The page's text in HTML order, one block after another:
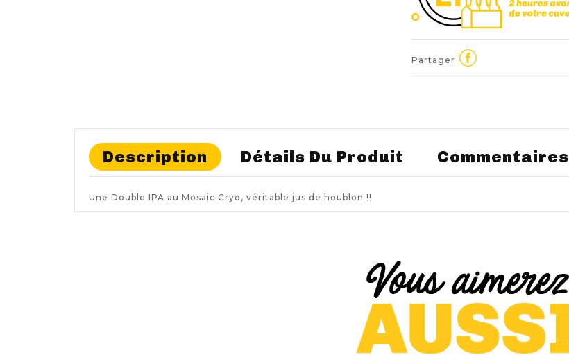
Partager
Description Détails Du Produit Commentaires
Une Double IPA au Mosaic Cryo, véritable jus de houblon !!